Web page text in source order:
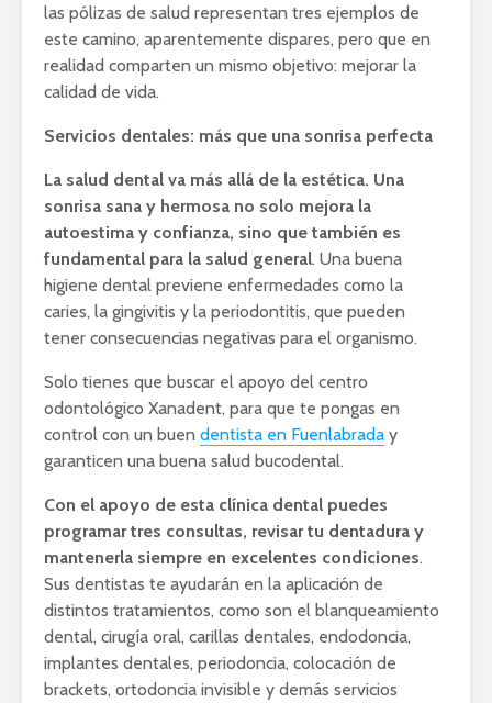
las pólizas de salud representan tres ejemplos de
este camino, aparentemente dispares, pero que en
realidad comparten un mismo objetivo: mejorar la
calidad de vida.
Servicios dentales: más que una sonrisa perfecta
La salud dental va más allá de la estética. Una
sonrisa sana y hermosa no solo mejora la
autoestima y confianza, sino que también es
fundamental para la salud general. Una buena
higiene dental previene enfermedades como la
caries, la gingivitis y la periodontitis, que pueden
tener consecuencias negativas para el organismo.
Solo tienes que buscar el apoyo del centro
odontológico Xanadent, para que te pongas en
control con un buen dentista en Fuenlabrada y
garanticen una buena salud bucodental.
Con el apoyo de esta clínica dental puedes
programar tres consultas, revisar tu dentadura y
mantenerla siempre en excelentes condiciones.
Sus dentistas te ayudarán en la aplicación de
distintos tratamientos, como son el blanqueamiento
dental, cirugía oral, carillas dentales, endodoncia,
implantes dentales, periodoncia, colocación de
brackets, ortodoncia invisible y demás servicios